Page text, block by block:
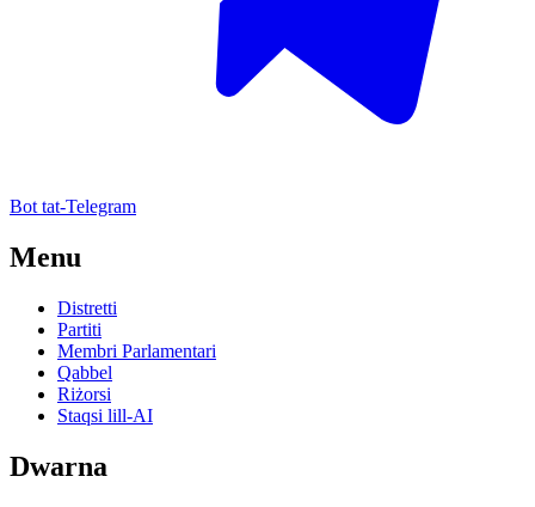
Bot tat-Telegram
Menu
Distretti
Partiti
Membri Parlamentari
Qabbel
Riżorsi
Staqsi lill-AI
Dwarna